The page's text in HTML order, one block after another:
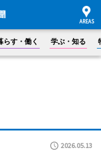
らす・働く 学ぶ・知る
2026.05.13